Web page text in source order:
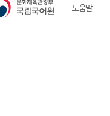
도움말